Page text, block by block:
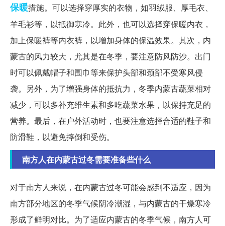
保暖措施。可以选择穿厚实的衣物，如羽绒服、厚毛衣、
羊毛衫等，以抵御寒冷。此外，也可以选择穿保暖内衣，
加上保暖裤等内衣裤，以增加身体的保温效果。其次，内
蒙古的风力较大，尤其是在冬季，要注意防风防沙。出门
时可以佩戴帽子和围巾等来保护头部和颈部不受寒风侵
袭。另外，为了增强身体的抵抗力，冬季内蒙古蔬菜相对
减少，可以多补充维生素和多吃蔬菜水果，以保持充足的
营养。最后，在户外活动时，也要注意选择合适的鞋子和
防滑鞋，以避免摔倒和受伤。
南方人在内蒙古过冬需要准备些什么
对于南方人来说，在内蒙古过冬可能会感到不适应，因为
南方部分地区的冬季气候阴冷潮湿，与内蒙古的干燥寒冷
形成了鲜明对比。为了适应内蒙古的冬季气候，南方人可